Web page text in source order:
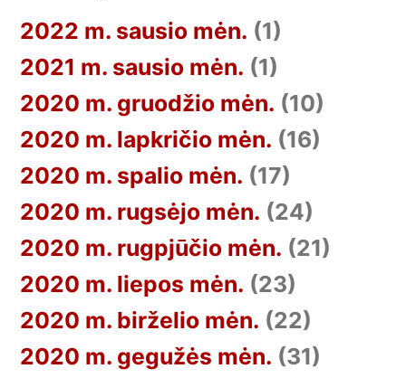
2022 m. sausio mėn. (1)
2021 m. sausio mėn. (1)
2020 m. gruodžio mėn. (10)
2020 m. lapkričio mėn. (16)
2020 m. spalio mėn. (17)
2020 m. rugsėjo mėn. (24)
2020 m. rugpjūčio mėn. (21)
2020 m. liepos mėn. (23)
2020 m. birželio mėn. (22)
2020 m. gegužės mėn. (31)